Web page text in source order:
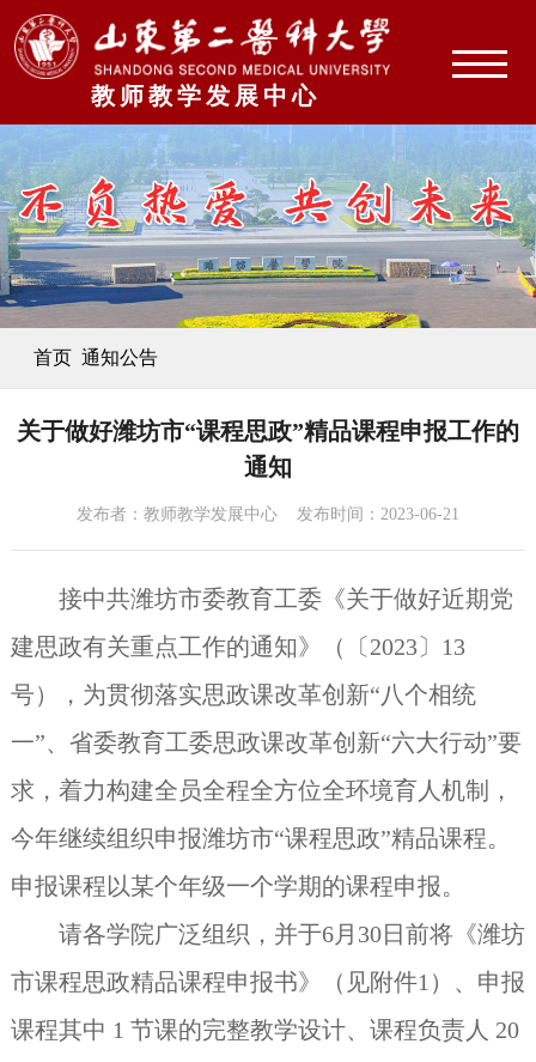
教师教学发展中心
首页 通知公告
关于做好潍坊市“课程思政”精品课程申报工作的
通知
发布者：教师教学发展中心 发布时间：2023-06-21
接中共潍坊市委教育工委《关于做好近期党
建思政有关重点工作的通知》（〔2023〕 13
号），为贯彻落实思政课改革创新“八个相统
一”、省委教育工委思政课改革创新“六大行动”要
求，着力构建全员全程全方位全环境育人机制，
今年继续组织申报潍坊市“课程思政”精品课程。
申报课程以某个年级一个学期的课程申报。
请各学院广泛组织，并于6月 30日前将《潍坊
市课程思政精品课程申报书》
（见附件1 ）、申报
课程其中 1 节课的完整教学设计、课程负责人 20